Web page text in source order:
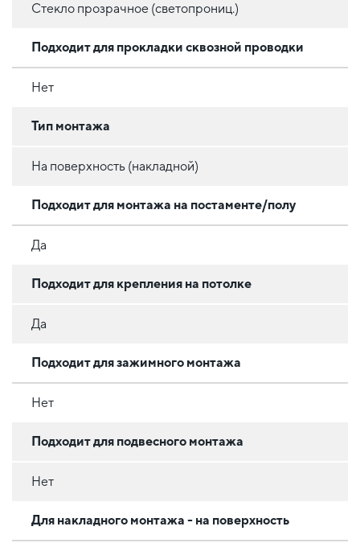
Стекло прозрачное (светопрониц.)
Подходит для прокладки сквозной проводки
Нет
Тип монтажа
На поверхность (накладной)
Подходит для монтажа на постаменте/полу
Да
Подходит для крепления на потолке
Да
Подходит для зажимного монтажа
Нет
Подходит для подвесного монтажа
Нет
Для накладного монтажа - на поверхность